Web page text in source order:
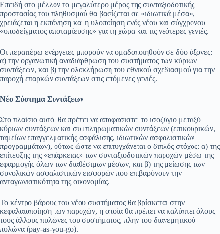
Επειδή στο μέλλον το μεγαλύτερο μέρος της συνταξιοδοτικής
προστασίας του πληθυσμού θα βασίζεται σε «ιδιωτικά μέσα»,
χρειάζεται η εκπόνηση και η υλοποίηση ενός νέου και σύγχρονου
«υποδείγματος αποταμίευσης» για τη χώρα και τις νεότερες γενιές.
Οι περαιτέρω ενέργειες μπορούν να ομαδοποιηθούν σε δύο άξονες:
α) την οργανωτική αναδιάρθρωση του συστήματος των κύριων
συντάξεων, και β) την ολοκλήρωση του εθνικού σχεδιασμού για την
παροχή επαρκών συντάξεων στις επόμενες γενιές.
Νέο Σύστημα Συντάξεων
Στο πλαίσιο αυτό, θα πρέπει να αποφασιστεί το ισοζύγιο μεταξύ
κύριων συντάξεων και συμπληρωματικών συντάξεων (επικουρικών,
ταμείων επαγγελματικής ασφάλισης, ιδιωτικών ασφαλιστικών
προγραμμάτων), ούτως ώστε να επιτυγχάνεται ο διπλός στόχος: α) της
επίτευξης της «επάρκειας» των συνταξιοδοτικών παροχών μέσω της
εφαρμογής όλων των διαθέσιμων μέσων, και β) της μείωσης των
συνολικών ασφαλιστικών εισφορών που επιβαρύνουν την
ανταγωνιστικότητα της οικονομίας.
Το κέντρο βάρους του νέου συστήματος θα βρίσκεται στην
κεφαλαιοποίηση των παροχών, η οποία θα πρέπει να καλύπτει όλους
τους άλλους πυλώνες του συστήματος, πλην του διανεμητικού
πυλώνα (pay-as-you-go).